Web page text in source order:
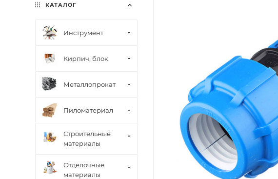
КАТАЛОГ
Инструмент
Кирпич, блок
Металлопрокат
Пиломатериал
Строительные
материалы
Отделочные
материалы